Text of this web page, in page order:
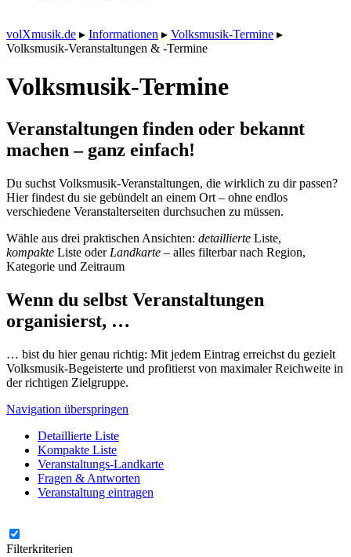
volXmusik.de ▸ Informationen ▸ Volksmusik-Termine ▸
Volksmusik-Veranstaltungen & -Termine
Volksmusik-Termine
Veranstaltungen finden oder bekannt
machen – ganz einfach!
Du suchst Volksmusik-Veranstaltungen, die wirklich zu dir passen?
Hier findest du sie gebündelt an einem Ort – ohne endlos
verschiedene Veranstalterseiten durchsuchen zu müssen.
Wähle aus drei praktischen Ansichten: detaillierte Liste,
kompakte Liste oder Landkarte – alles filterbar nach Region,
Kategorie und Zeitraum
Wenn du selbst Veranstaltungen
organisierst, …
… bist du hier genau richtig: Mit jedem Eintrag erreichst du gezielt
Volksmusik-Begeisterte und profitierst von maximaler Reichweite in
der richtigen Zielgruppe.
Navigation überspringen
Detaillierte Liste
Kompakte Liste
Veranstaltungs-Landkarte
Fragen & Antworten
Veranstaltung eintragen
Filterkriterien